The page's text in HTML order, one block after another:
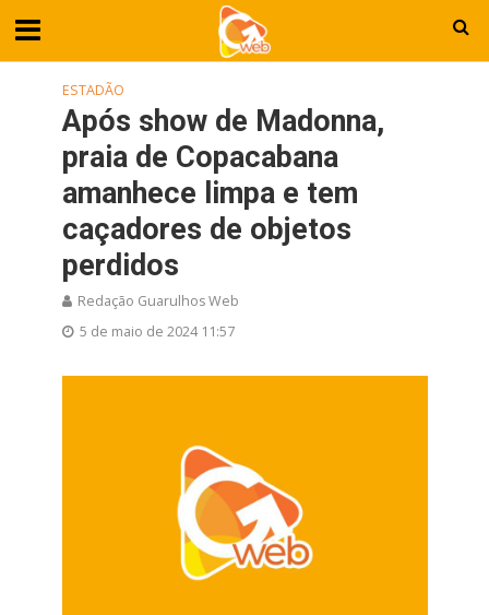
ESTADÃO
Após show de Madonna,
praia de Copacabana
amanhece limpa e tem
caçadores de objetos
perdidos
Redação Guarulhos Web
5 de maio de 2024 11:57